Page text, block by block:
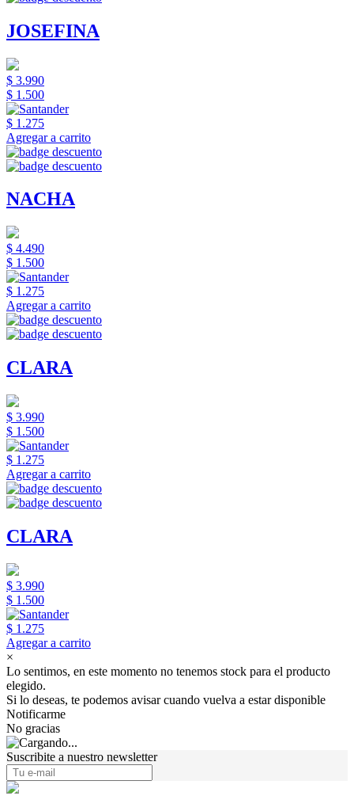
JOSEFINA
$ 3.990
$ 1.500
$ 1.275
Agregar a carrito
NACHA
$ 4.490
$ 1.500
$ 1.275
Agregar a carrito
CLARA
$ 3.990
$ 1.500
$ 1.275
Agregar a carrito
CLARA
$ 3.990
$ 1.500
$ 1.275
Agregar a carrito
×
Lo sentimos, en este momento no tenemos stock para el producto
elegido.
Si lo deseas, te podemos avisar cuando vuelva a estar disponible
Notificarme
No gracias
Suscribite a nuestro newsletter